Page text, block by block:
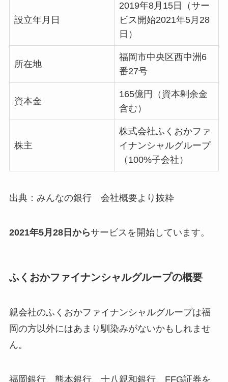
設立年月日
2019年8月15日（サー
ビス開始2021年5月28
日）
所在地
福岡市中央区西中洲6
番27号
資本金
165億円（資本剰余金
含む）
株主
株式会社ふくおかファ
イナンシャルグループ
（100%子会社）
出典：みんなの銀行 会社概要より抜粋
2021年5月28日からサービスを開始しています。
ふくおかファイナンシャルグループの概要
親会社のふくおかファイナンシャルグループは福
岡の方以外にはあまり馴染みがないかもしれませ
ん。
福岡銀行、熊本銀行、十八親和銀行、FFG証券を